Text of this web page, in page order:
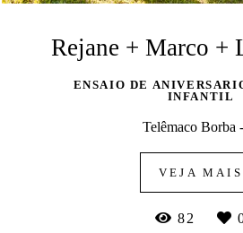
ENSAIO DE
INFANTIL
Telêmaco Borba
VEJA MAIS
82